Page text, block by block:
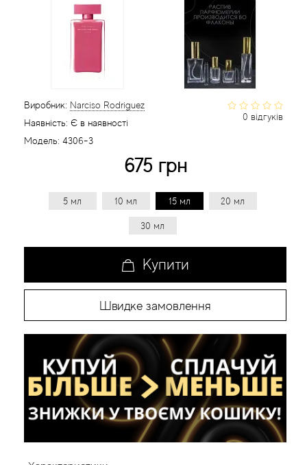
0 відгуків
Виробник: Narciso Rodriguez
Наявність: Є в наявності
Модель: 4306-3
675 грн
5 мл 10 мл 15 мл 20 мл
30 мл
Купити
Швидке замовлення